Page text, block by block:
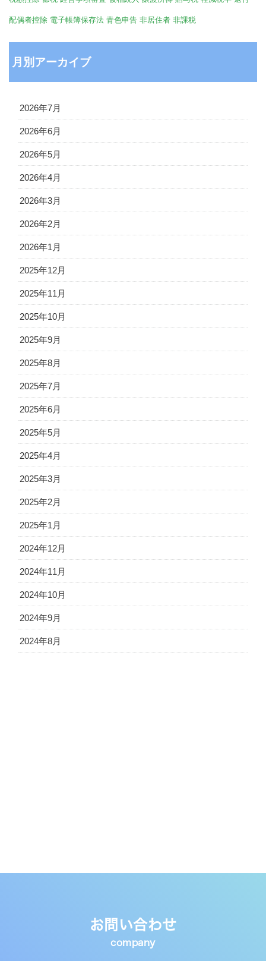
配偶者控除 電子帳簿保存法 青色申告 非居住者 非課税
月別アーカイブ
2026年7月
2026年6月
2026年5月
2026年4月
2026年3月
2026年2月
2026年1月
2025年12月
2025年11月
2025年10月
2025年9月
2025年8月
2025年7月
2025年6月
2025年5月
2025年4月
2025年3月
2025年2月
2025年1月
2024年12月
2024年11月
2024年10月
2024年9月
2024年8月
お問い合わせ